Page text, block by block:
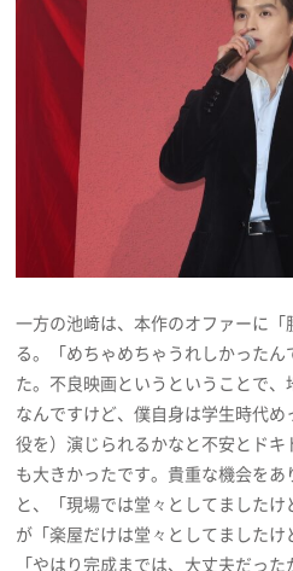
一方の池﨑は、本作のオファーに
る。「めちゃめちゃうれしかった
た。不良映画というということで
なんですけど、僕自身は学生時代
役を）演じられるかなと不安とド
も大きかったです。貴重な機会を
と、「現場では堂々としてました
が「楽屋だけは堂々としてましたけ
「やはり完成までは、大丈夫だっ